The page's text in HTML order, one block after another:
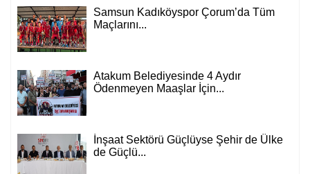
Samsun Kadıköyspor Çorum’da Tüm
Maçlarını...
Atakum Belediyesinde 4 Aydır
Ödenmeyen Maaşlar İçin...
İnşaat Sektörü Güçlüyse Şehir de Ülke
de Güçlü...